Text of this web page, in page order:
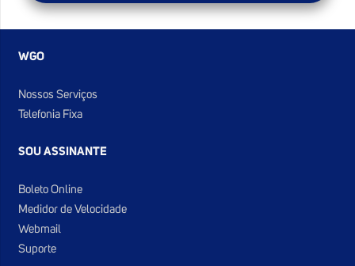
WGO
Nossos Serviços
Telefonia Fixa
SOU ASSINANTE
Boleto Online
Medidor de Velocidade
Webmail
Suporte